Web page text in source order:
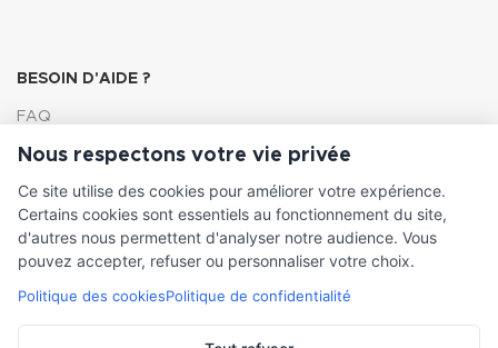
BESOIN D'AIDE ?
FAQ
Lexique
Comment choisir ma pompe
INFORMATIONS LÉGALES
Nous respectons votre vie privée
Ce site utilise des cookies pour améliorer votre expérience.
Certains cookies sont essentiels au fonctionnement du site,
d'autres nous permettent d'analyser notre audience. Vous
pouvez accepter, refuser ou personnaliser votre choix.
Politique des cookiesPolitique de confidentialité